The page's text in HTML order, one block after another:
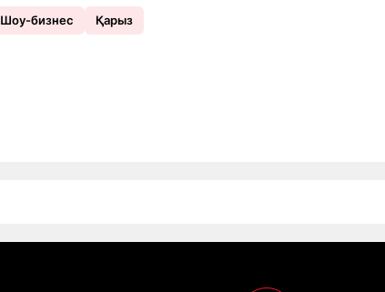
Шоу-бизнес Қарыз